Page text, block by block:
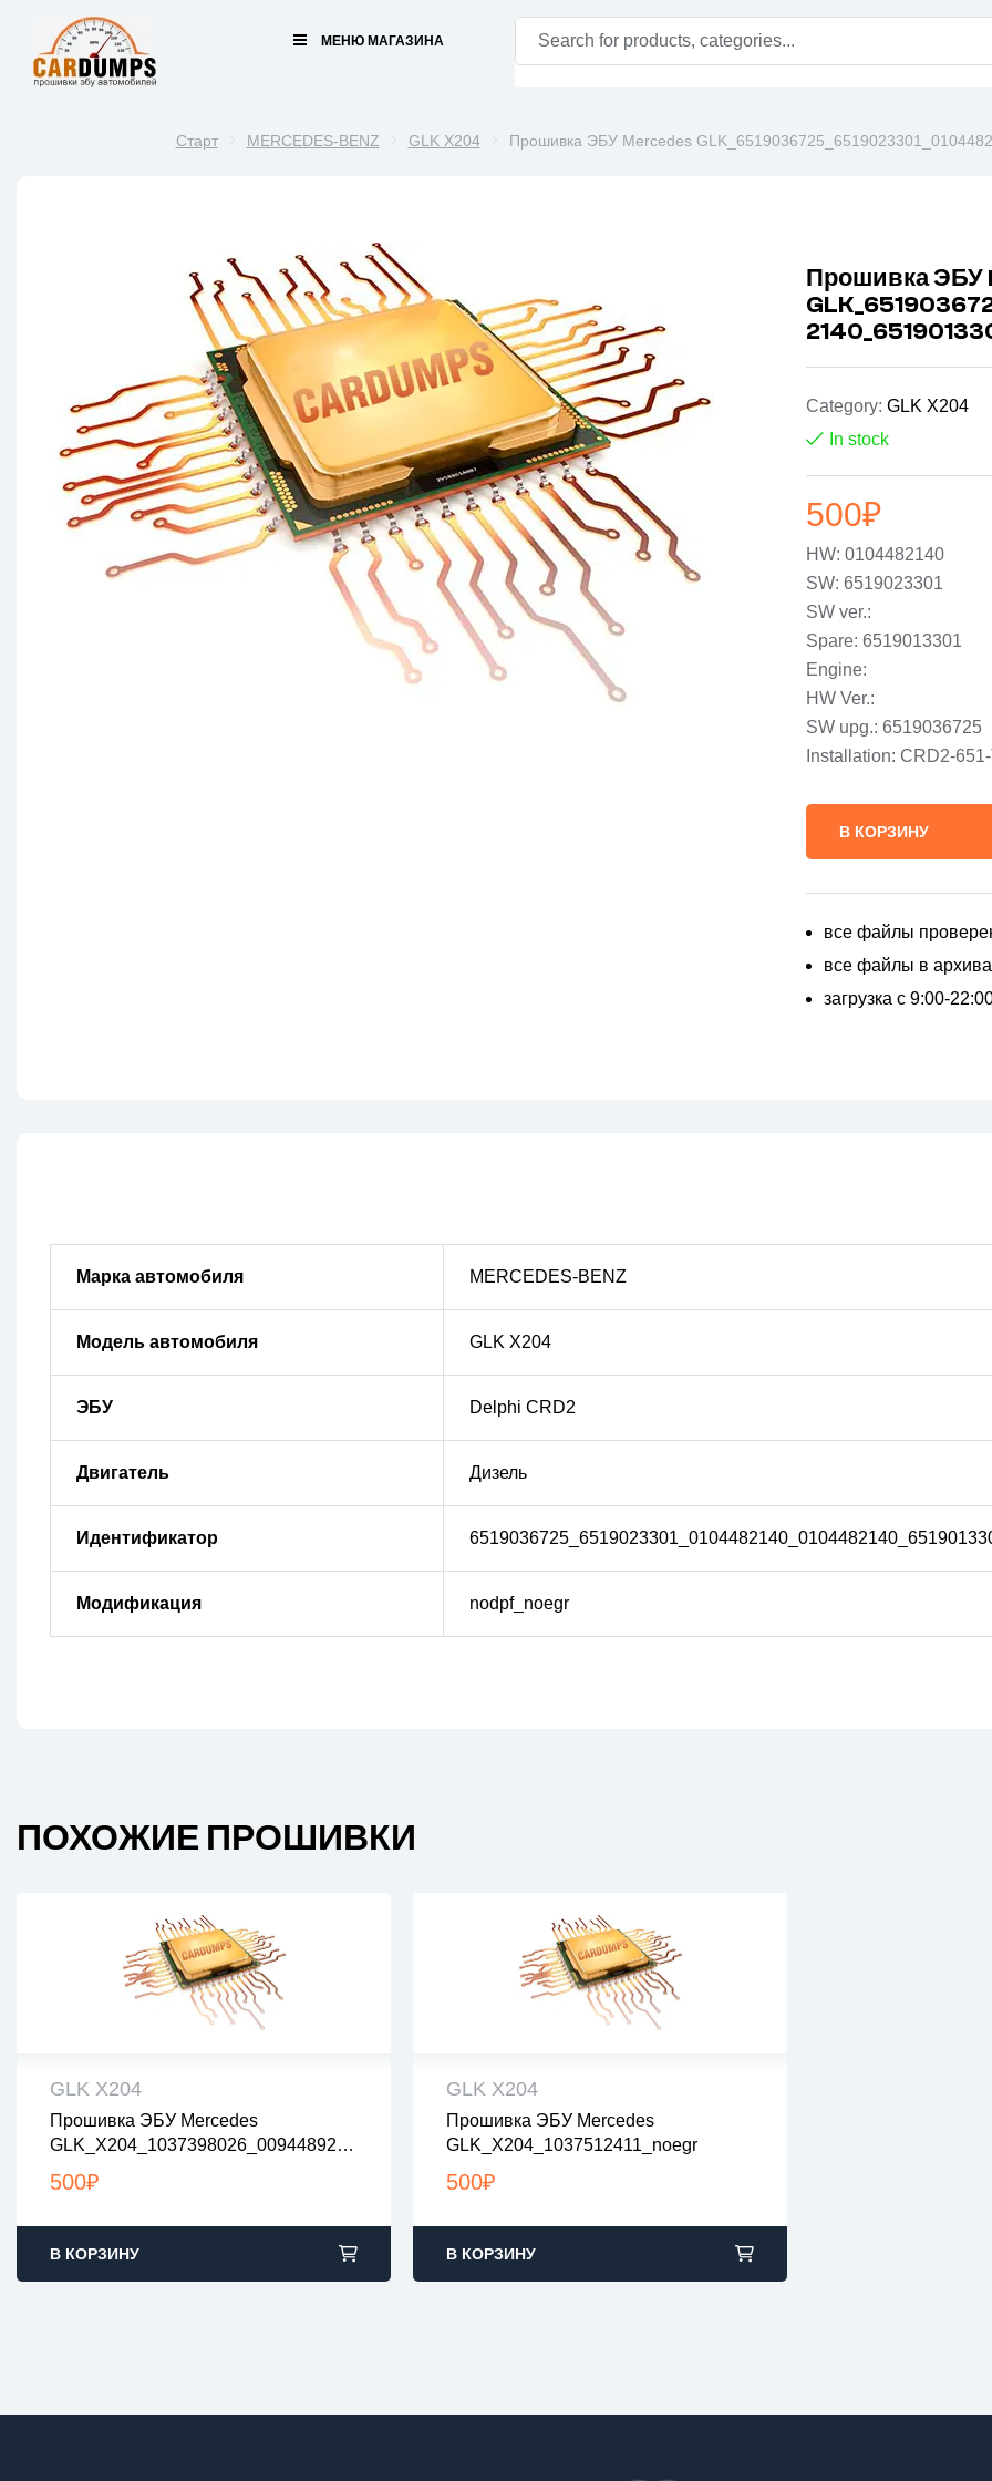
МЕНЮ МАГАЗИНА
Старт MERCEDES-BENZ GLK X204 Прошивка ЭБУ Mercedes
Прошивка ЭБУ
Category:GLK X204
In stock
500₽
HW: 0104482140
SW: 6519023301
SW ver.:
Spare: 6519013301
Engine:
HW Ver.:
SW upg.: 6519036725
Installation: CRD2-
В КОРЗИНУ
все файлы
все файлы в
загрузка с 9:00-
Марка автомобиля MERCEDES-BENZ
Модель автомобиля GLK X204
ЭБУ Delphi CRD2
Двигатель Дизель
Идентификатор
Модификация nodpf_noegr
ПОХОЖИЕ ПРОШИВКИ
GLK X204
Прошивка ЭБУ Mercedes
GLK_X204_1037398026_0094489240
500₽
все файлы проверены на вирусы
все файлы в архивах zip или rar
загрузка с 9:00-22:00 по Москве
В КОРЗИНУ
GLK X204
Прошивка ЭБУ Mercedes
GLK_X204_1037512411_noegr
500₽
все файлы проверены на вирусы
все файлы в архивах zip или rar
загрузка с 9:00-22:00 по Москве
В КОРЗИНУ